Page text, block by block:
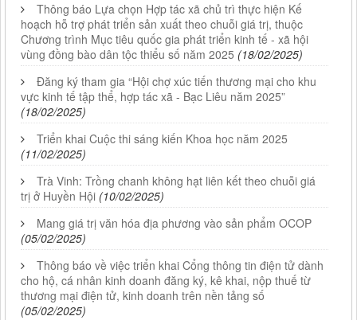
Thông báo Lựa chọn Hợp tác xã chủ trì thực hiện Kế
hoạch hỗ trợ phát triển sản xuất theo chuỗi giá trị, thuộc
Chương trình Mục tiêu quốc gia phát triển kinh tế - xã hội
vùng đồng bào dân tộc thiểu số năm 2025 (18/02/2025)
Đăng ký tham gia “Hội chợ xúc tiến thương mại cho khu
vực kinh tế tập thể, hợp tác xã - Bạc Liêu năm 2025”
(18/02/2025)
Triển khai Cuộc thi sáng kiến Khoa học năm 2025
(11/02/2025)
Trà Vinh: Trồng chanh không hạt liên kết theo chuỗi giá
trị ở Huyền Hội (10/02/2025)
Mang giá trị văn hóa địa phương vào sản phẩm OCOP
(05/02/2025)
Thông báo về việc triển khai Cổng thông tin điện tử dành
cho hộ, cá nhân kinh doanh đăng ký, kê khai, nộp thuế từ
thương mại điện tử, kinh doanh trên nền tảng số
(05/02/2025)